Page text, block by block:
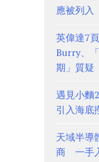
應被列入
英偉達7
Burry、
期」質疑
遇見小麵
引入海底
天域半導
商 一手